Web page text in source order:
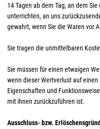
14Tagen ab dem Tag, an dem
unterrichten, an uns
gewahrt, wenn Sie die Waren vor
Sie tragen die unmittelbaren
Sie müssen für einen etwaigen
wenn dieser Wertverlust auf
Eigenschaften und
mit ihnen zurückzuführen ist.
Ausschluss- bzw.